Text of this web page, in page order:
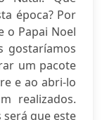
época? Por
o Papai Noel
gostaríamos
um pacote
e ao abri-lo
realizados.
será que este